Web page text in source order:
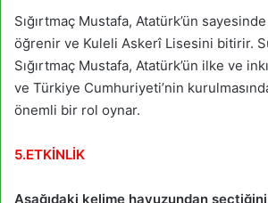
Sığırtmaç Mustafa, Atatürk’ün
öğrenir ve Kuleli Askerî Lisesini bitirir.
Sığırtmaç Mustafa, Atatürk’ün ilke ve
ve Türkiye Cumhuriyeti’nin
önemli bir rol oynar.
5.ETKİNLİK
Aşağıdaki kelime havuzundan